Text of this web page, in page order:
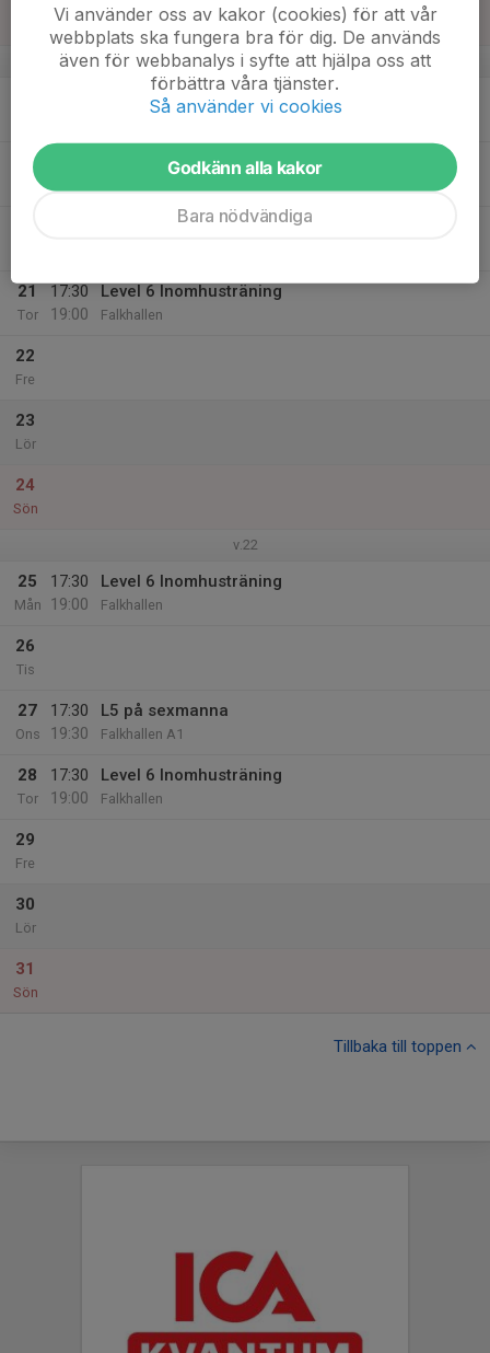
v.21
Level 6 Inomhusträning
19
L5 på sexmanna
21
Tor
17:30
19:00
Level 6 Inomhusträning
Falkhallen
22
Fre
23
Lör
24
Sön
v.22
25
Mån
17:30
19:00
Level 6 Inomhusträning
Falkhallen
26
Tis
27
Ons
17:30
19:30
L5 på sexmanna
Falkhallen A1
28
Tor
17:30
19:00
Level 6 Inomhusträning
Falkhallen
29
Fre
30
Lör
31
Sön
Tillbaka till toppen
Vi använder oss av kakor (cookies) för att vår
webbplats ska fungera bra för dig. De används
även för webbanalys i syfte att hjälpa oss att
förbättra våra tjänster.
Så använder vi cookies
Godkänn alla kakor
Bara nödvändiga